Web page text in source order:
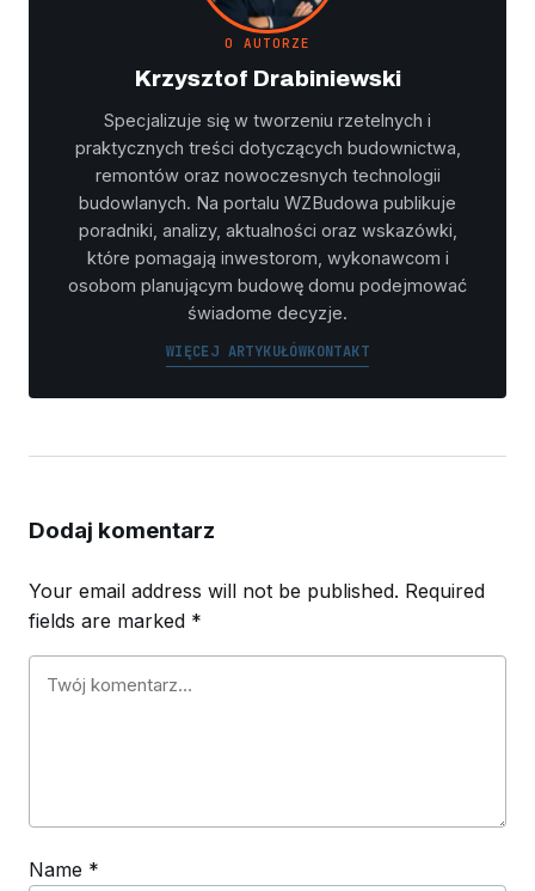
O AUTORZE
Krzysztof Drabiniewski
Specjalizuje się w tworzeniu rzetelnych i
praktycznych treści dotyczących budownictwa,
remontów oraz nowoczesnych technologii
budowlanych. Na portalu WZBudowa publikuje
poradniki, analizy, aktualności oraz wskazówki,
które pomagają inwestorom, wykonawcom i
osobom planującym budowę domu podejmować
świadome decyzje.
WIĘCEJ ARTYKUŁÓWKONTAKT
Dodaj komentarz
Your email address will not be published. Required
fields are marked *
Name *